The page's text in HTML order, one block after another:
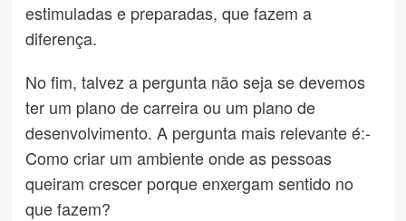
estimuladas e preparadas, que fazem a
diferença.
No fim, talvez a pergunta não seja se devemos
ter um plano de carreira ou um plano de
desenvolvimento. A pergunta mais relevante é:-
Como criar um ambiente onde as pessoas
queiram crescer porque enxergam sentido no
que fazem?